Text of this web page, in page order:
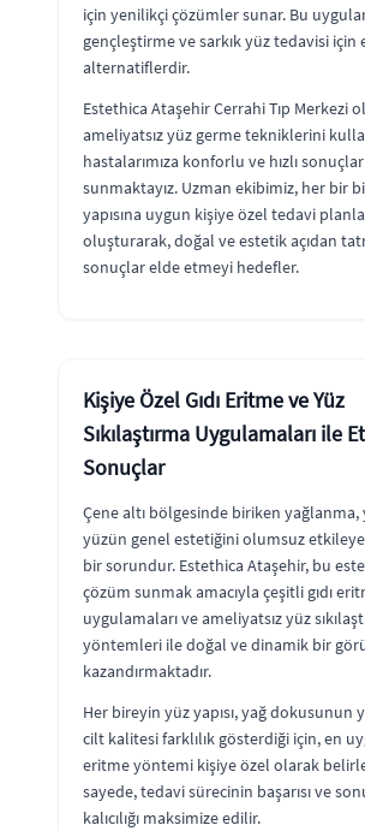
için yenilikçi çözümler sunar. Bu
gençleştirme ve sarkık yüz tedavisi için
alternatiflerdir.
Estethica Ataşehir Cerrahi Tıp Merkezi
ameliyatsız yüz germe tekniklerini
hastalarımıza konforlu ve hızlı sonuçlar
sunmaktayız. Uzman ekibimiz, her bir
yapısına uygun kişiye özel tedavi
oluşturarak, doğal ve estetik açıdan
sonuçlar elde etmeyi hedefler.
Kişiye Özel Gıdı Eritme ve Yüz
Sıkılaştırma Uygulamaları ile
Sonuçlar
Çene altı bölgesinde biriken yağlanma,
yüzün genel estetiğini olumsuz
bir sorundur. Estethica Ataşehir, bu
çözüm sunmak amacıyla çeşitli gıdı
uygulamaları ve ameliyatsız yüz
yöntemleri ile doğal ve dinamik bir
kazandırmaktadır.
Her bireyin yüz yapısı, yağ dokusunun
cilt kalitesi farklılık gösterdiği için, en
eritme yöntemi kişiye özel olarak
sayede, tedavi sürecinin başarısı ve
kalıcılığı maksimize edilir.